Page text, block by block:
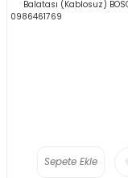
Sepete Ekle